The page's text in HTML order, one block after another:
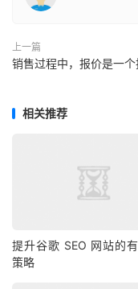
上一篇
销售过程中，报价是一
相关推荐
提升谷歌 SEO 网站的
策略